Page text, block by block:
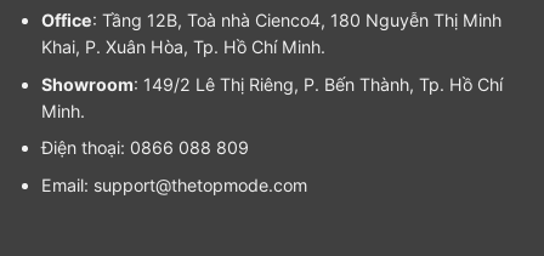
Office: Tầng 12B, Toà nhà Cienco4, 180 Nguyễn Thị Minh
Khai, P. Xuân Hòa, Tp. Hồ Chí Minh.
Showroom: 149/2 Lê Thị Riêng, P. Bến Thành, Tp. Hồ Chí
Minh.
Điện thoại: 0866 088 809
Email: support@thetopmode.com